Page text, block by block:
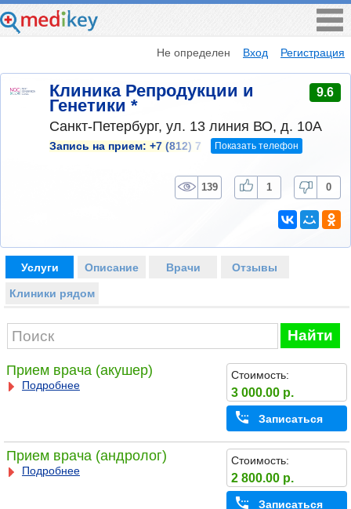
Не определен Вход Регистрация
Клиника Репродукции и
Генетики *
9.6
Санкт-Петербург, ул. 13 линия ВО, д. 10А
Запись на прием: +7 (812) 7 Показать телефон
139 1 0
Услуги Описание Врачи Отзывы
Клиники рядом
Найти
Прием врача (акушер)
Подробнее
Стоимость:
3 000.00 р.
Записаться
Прием врача (андролог)
Подробнее
Стоимость:
2 800.00 р.
Записаться